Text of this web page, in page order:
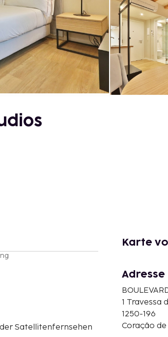
Satellitenfernsehen
Karte
Adresse
1 Travessa
1250-196
Coração de